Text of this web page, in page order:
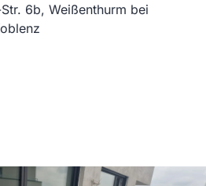
6b, Weißenthurm bei